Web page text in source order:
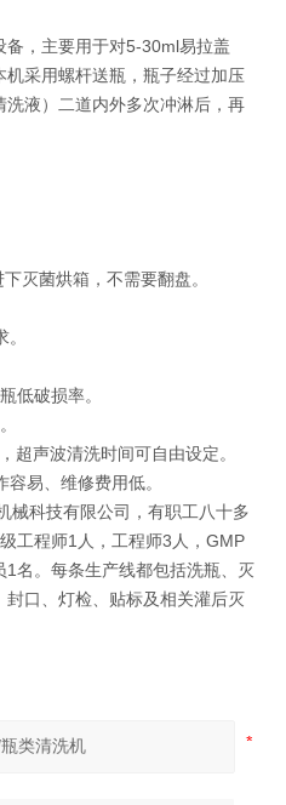
，主要用于对5-30ml易拉盖
机采用螺杆送瓶，瓶子经过加压
液）二道内外多次冲淋后，再
。
下灭菌烘箱，不需要翻盘。
范要求。
置。
低破损率。
超声波清洗时间可自由设定。
容易、维修费用低。
械科技有限公司，有职工八十多
工程师1人，工程师3人，GMP
名。每条生产线都包括洗瓶、灭
口、灯检、贴标及相关灌后灭